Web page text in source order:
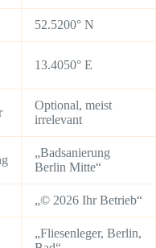
52.5200° N
13.4050° E
Optional, meist
irrelevant
„Badsanierung
Berlin Mitte“
„© 2026 Ihr Betrieb“
„Fliesenleger, Berlin,